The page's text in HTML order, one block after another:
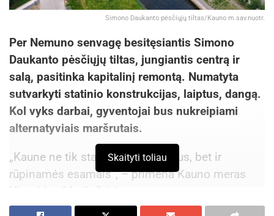
Simono Daukanto pėsčiųjų tiltas/Kauno m.sav.nuotr.
Per Nemuno senvagę besitęsiantis Simono
Daukanto pėsčiųjų tiltas, jungiantis centrą ir
salą, pasitinka kapitalinį remontą. Numatyta
sutvarkyti statinio konstrukcijas, laiptus, dangą.
Kol vyks darbai, gyventojai bus nukreipiami
alternatyviais maršrutais.
„Kaune ne tik statome naujus tiltus, bet ir
rūpinamės esamais“, – primena Kauno meras
Visvaldas Matijošaitis.
Skaityti toliau